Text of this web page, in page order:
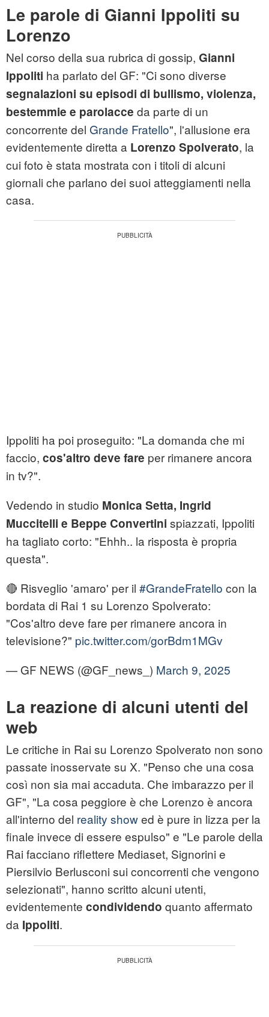
Le parole di Gianni Ippoliti su
Lorenzo
Nel corso della sua rubrica di gossip, Gianni
Ippoliti ha parlato del GF: "Ci sono diverse
segnalazioni su episodi di bullismo, violenza,
bestemmie e parolacce da parte di un
concorrente del Grande Fratello", l'allusione era
evidentemente diretta a Lorenzo Spolverato, la
cui foto è stata mostrata con i titoli di alcuni
giornali che parlano dei suoi atteggiamenti nella
casa.
Ippoliti ha poi proseguito: "La domanda che mi
faccio, cos'altro deve fare per rimanere ancora
in tv?".
Vedendo in studio Monica Setta, Ingrid
Muccitelli e Beppe Convertini spiazzati, Ippoliti
ha tagliato corto: "Ehhh.. la risposta è propria
questa".
🔴 Risveglio 'amaro' per il #GrandeFratello con la
bordata di Rai 1 su Lorenzo Spolverato:
"Cos'altro deve fare per rimanere ancora in
televisione?" pic.twitter.com/gorBdm1MGv
— GF NEWS (@GF_news_) March 9, 2025
La reazione di alcuni utenti del
web
Le critiche in Rai su Lorenzo Spolverato non sono
passate inosservate su X. "Penso che una cosa
così non sia mai accaduta. Che imbarazzo per il
GF", "La cosa peggiore è che Lorenzo è ancora
all'interno del reality showed è pure in lizza per la
finale invece di essere espulso" e "Le parole della
Rai facciano riflettere Mediaset, Signorini e
Piersilvio Berlusconi sui concorrenti che vengono
selezionati", hanno scritto alcuni utenti,
evidentemente condividendo quanto affermato
da Ippoliti.